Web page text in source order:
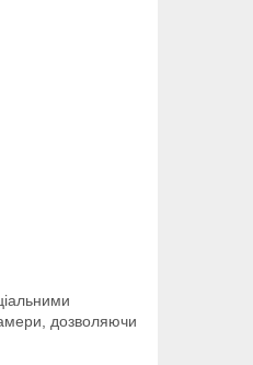
дозволяючи